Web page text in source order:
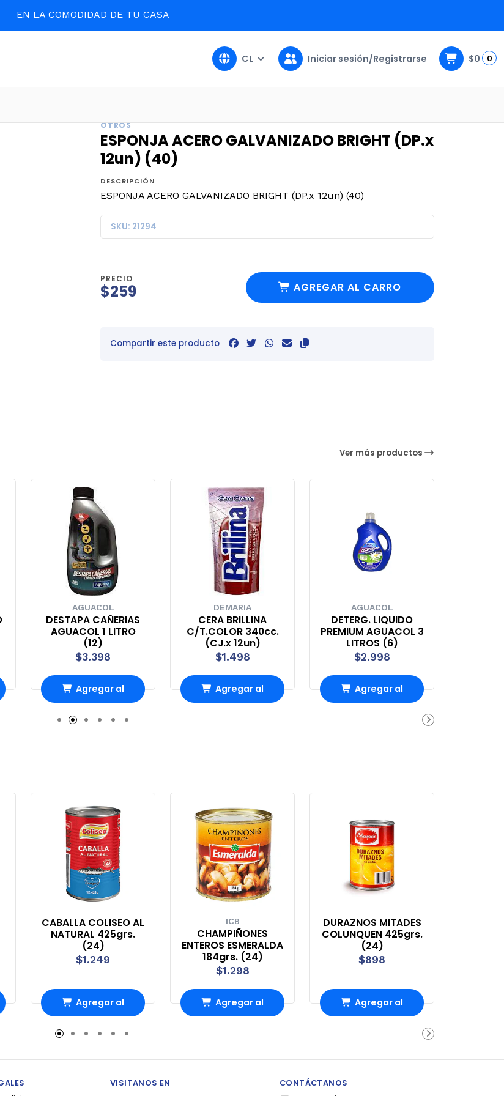
EN LA COMODIDAD DE TU CASA
CL Iniciar sesión/Registrarse $0 0
OTROS
ESPONJA ACERO GALVANIZADO BRIGHT (DP.x
12un) (40)
DESCRIPCIÓN
ESPONJA ACERO GALVANIZADO BRIGHT (DP.x 12un) (40)
SKU: 21294
PRECIO
$259 AGREGAR AL CARRO
Compartir este producto
Ver más productos
AGUACOL
DESTAPA CAÑERIAS
AGUACOL 1 LITRO
(12)
$3.398
Agregar al
Carro
DEMARIA
CERA BRILLINA
C/T.COLOR 340cc.
(CJ.x 12un)
$1.498
Agregar al
AGUACOL
DETERG. LIQUIDO
PREMIUM AGUACOL 3
LITROS (6)
$2.998
Agregar al
CABALLA COLISEO AL
NATURAL 425grs.
(24)
$1.249
Agregar al
Carro
ICB
CHAMPIÑONES
ENTEROS ESMERALDA
184grs. (24)
$1.298
Agregar al
DURAZNOS MITADES
COLUNQUEN 425grs.
(24)
$898
Agregar al
VISITANOS EN CONTÁCTANOS